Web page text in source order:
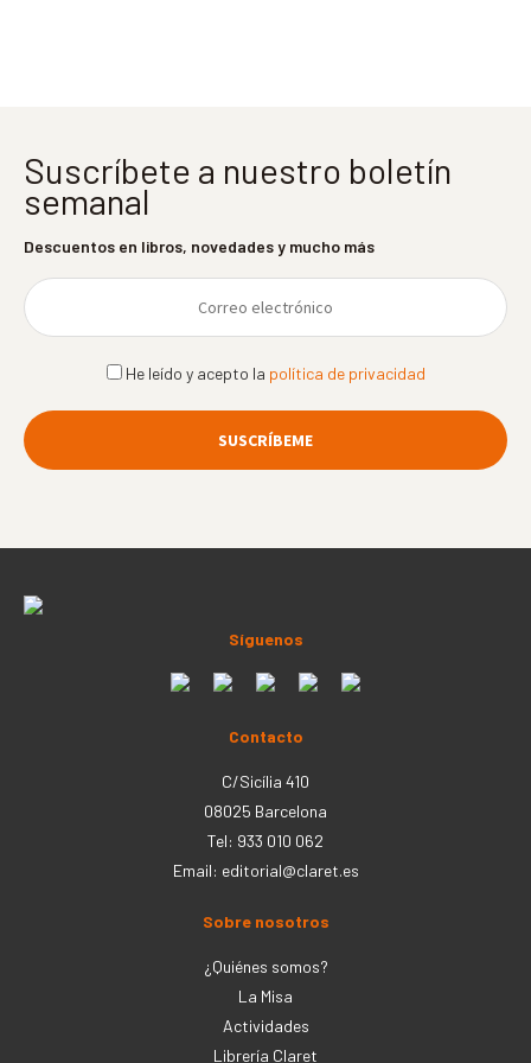
Suscríbete a nuestro boletín
semanal
Descuentos en libros, novedades y mucho más
He leído y acepto la política de privacidad
Síguenos
Contacto
C/Sicília 410
08025 Barcelona
Tel: 933 010 062
Email: editorial@claret.es
Sobre nosotros
¿Quiénes somos?
La Misa
Actividades
Librería Claret